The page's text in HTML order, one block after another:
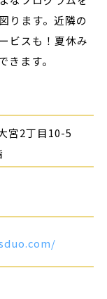
ります。近隣の
ビスも！夏休み
ます。
宮2丁目10-5